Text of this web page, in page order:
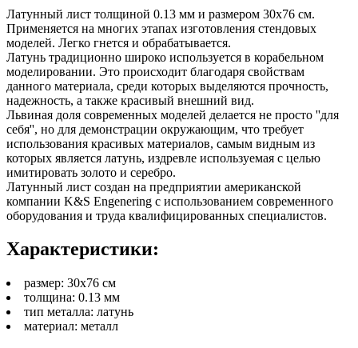
Латунный лист толщиной 0.13 мм и размером 30х76 см.
Применяется на многих этапах изготовления стендовых
моделей. Легко гнется и обрабатывается.
Латунь традиционно широко используется в корабельном
моделировании. Это происходит благодаря свойствам
данного материала, среди которых выделяются прочность,
надежность, а также красивый внешний вид.
Львиная доля современных моделей делается не просто ''для
себя'', но для демонстрации окружающим, что требует
использования красивых материалов, самым видным из
которых является латунь, издревле используемая с целью
имитировать золото и серебро.
Латунный лист создан на предприятии американской
компании K&S Engenering с использованием современного
оборудования и труда квалифицированных специалистов.
Характеристики:
размер: 30х76 см
толщина: 0.13 мм
тип металла: латунь
материал: металл